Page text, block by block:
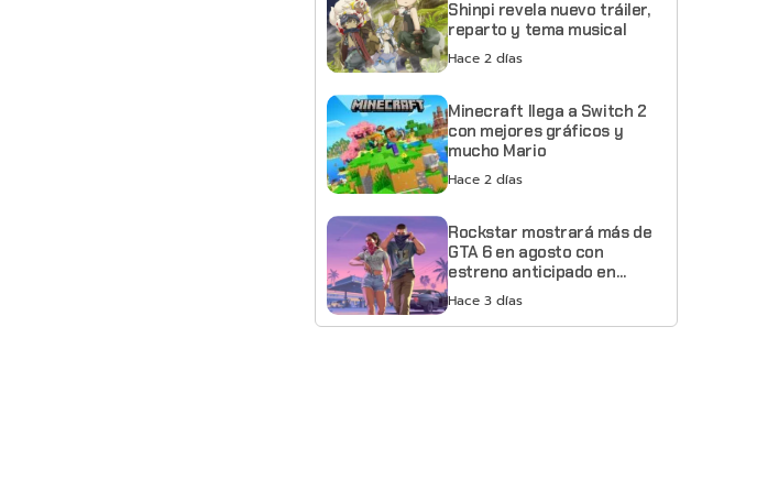
Shinpi revela nuevo tráiler,
reparto y tema musical
Hace 2 días
Minecraft llega a Switch 2
con mejores gráficos y
mucho Mario
Hace 2 días
Rockstar mostrará más de
GTA 6 en agosto con
estreno anticipado en
Netflix
Hace 3 días